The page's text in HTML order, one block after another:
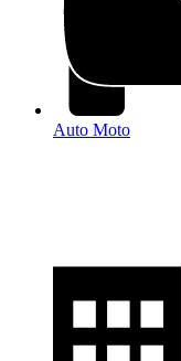
Auto Moto